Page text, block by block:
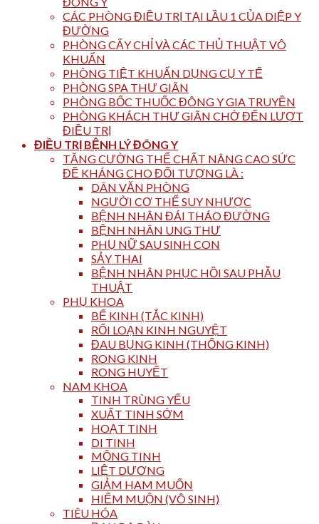
CÁC PHÒNG ĐIỀU TRỊ TẠI LẦU 1 CỦA DIỆP Y
ĐƯỜNG
PHÒNG CẤY CHỈ VÀ CÁC THỦ THUẬT VÔ
KHUẨN
PHÒNG TIỆT KHUẨN DỤNG CỤ Y TẾ
PHÒNG SPA THƯ GIÃN
PHÒNG BỐC THUỐC ĐÔNG Y GIA TRUYỀN
PHÒNG KHÁCH THƯ GIÃN CHỜ ĐẾN LƯỢT
ĐIỀU TRỊ
ĐIỀU TRỊ BỆNH LÝ ĐÔNG Y
TĂNG CƯỜNG THỂ CHẤT NÂNG CAO SỨC
ĐỀ KHÁNG CHO ĐỐI TƯỢNG LÀ :
DÂN VĂN PHÒNG
NGƯỜI CƠ THỂ SUY NHƯỢC
BỆNH NHÂN ĐÁI THÁO ĐƯỜNG
BỆNH NHÂN UNG THƯ
PHỤ NỮ SAU SINH CON
SẢY THAI
BỆNH NHÂN PHỤC HỒI SAU PHẪU
THUẬT
PHỤ KHOA
BẾ KINH (TẮC KINH)
RỐI LOẠN KINH NGUYỆT
ĐAU BỤNG KINH (THỐNG KINH)
RONG KINH
RONG HUYẾT
NAM KHOA
TINH TRÙNG YẾU
XUẤT TINH SỚM
HOẠT TINH
DI TINH
MỘNG TINH
LIỆT DƯƠNG
GIẢM HAM MUỐN
HIẾM MUỘN (VÔ SINH)
TIÊU HÓA